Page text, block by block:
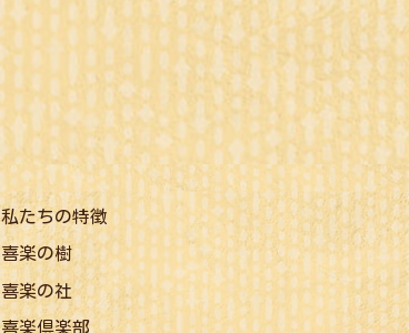
私たちの特徴
喜楽の樹
喜楽の社
喜楽倶楽部